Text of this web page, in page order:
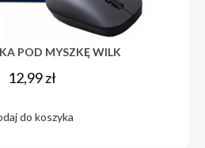
POD MYSZKĘ WILK
12,99zł
do koszyka